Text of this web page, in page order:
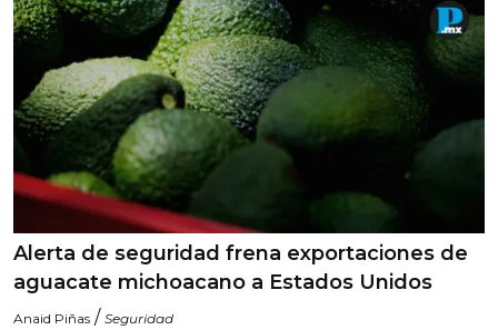
Alerta de seguridad frena exportaciones de
aguacate michoacano a Estados Unidos
Anaid Piñas / Seguridad